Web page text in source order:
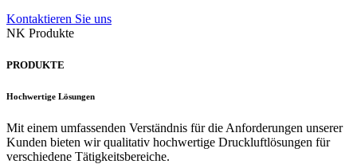
Kontaktieren Sie uns
NK Produkte
PRODUKTE
Hochwertige Lösungen
Mit einem umfassenden Verständnis für die Anforderungen unserer
Kunden bieten wir qualitativ hochwertige Druckluftlösungen für
verschiedene Tätigkeitsbereiche.